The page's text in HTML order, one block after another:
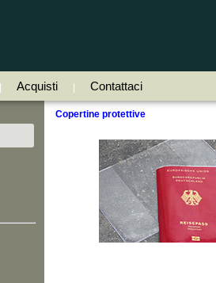
Acquisti Contattaci
Copertine protettive